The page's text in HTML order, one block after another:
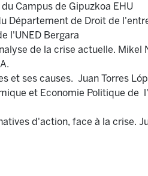
Campus de Gipuzkoa EHU
Département de Droit de
l'UNED Bergara
de la crise actuelle. Mikel
et ses causes. Juan Torres
et Economie Politique de
d'action, face à la crise.